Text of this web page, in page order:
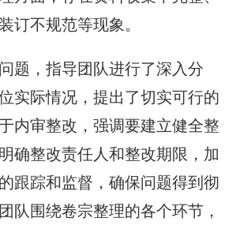
订不规范等现象。
，指导团队进行了深入分
实际情况，提出了切实可行的
内审整改，强调要建立健全整
确整改责任人和整改期限，加
跟踪和监督，确保问题得到彻
队围绕卷宗整理的各个环节，